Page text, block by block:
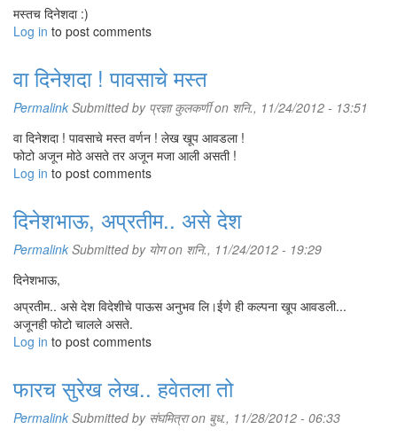
मस्तच दिनेशदा :)
Log in to post comments
वा दिनेशदा ! पावसाचे मस्त
Permalink Submitted by प्रज्ञा कुलकर्णीon शनि., 11/24/2012 - 13:51
वा दिनेशदा ! पावसाचे मस्त वर्णन ! लेख खूप आवडला !
फोटो अजून मोठे असते तर अजून मजा आली असती !
Log in to post comments
दिनेशभाऊ, अप्रतीम.. असे देश
Permalink Submitted by योगon शनि., 11/24/2012 - 19:29
दिनेशभाऊ,
अप्रतीम.. असे देश विदेशीचे पाऊस अनुभव लि।ईणे ही कल्पना खूप आवडली...
अजूनही फोटो चालले असते.
Log in to post comments
फारच सुरेख लेख.. हवेतला तो
Permalink Submitted by संघमित्राon बुध., 11/28/2012 - 06:33